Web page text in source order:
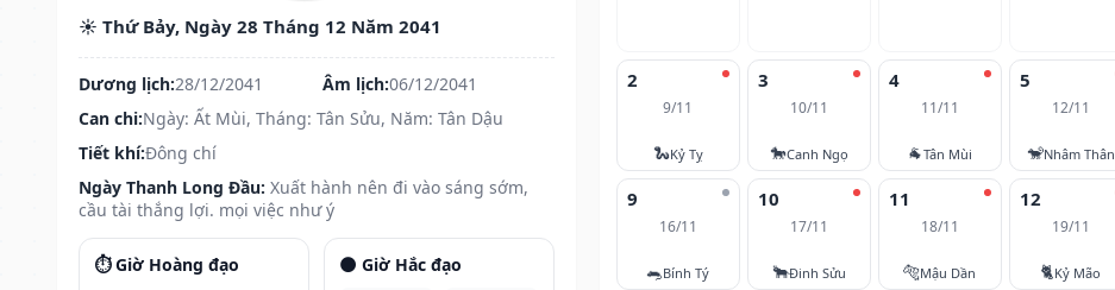
☀️ Thứ Bảy, Ngày 28 Tháng 12 Năm 2041
Dương lịch:28/12/2041 Âm lịch:06/12/2041
Can chi:Ngày: Ất Mùi, Tháng: Tân Sửu, Năm: Tân Dậu
Tiết khí:Đông chí
Ngày Thanh Long Đầu: Xuất hành nên đi vào sáng sớm,
cầu tài thắng lợi. mọi việc như ý
⏱️ Giờ Hoàng đạo 🌑 Giờ Hắc đạo
2
9/11
🐍Kỷ Tỵ
3
10/11
🐎Canh Ngọ
4
11/11
🐐Tân Mùi
5
12/11
🐒Nhâm Thân
9
16/11
🐀Bính Tý
10
17/11
🐂Đinh Sửu
11
18/11
🐅Mậu Dần
12
19/11
🐈Kỷ Mão